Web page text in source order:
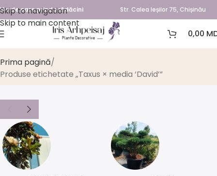
Skip to navigation
Skip to main content
Verde care prinde rădăcini Str. Calea Ieșilor 75, Chișinău
0,00
Taxus × media ‘David’
Prima pagină
Produse etichetate „Taxus × media ‘David’”